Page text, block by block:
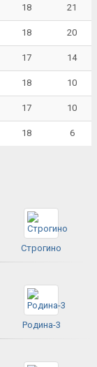
18 21
18 20
17 14
18 10
17 10
18 6
Строгино
Родина-3